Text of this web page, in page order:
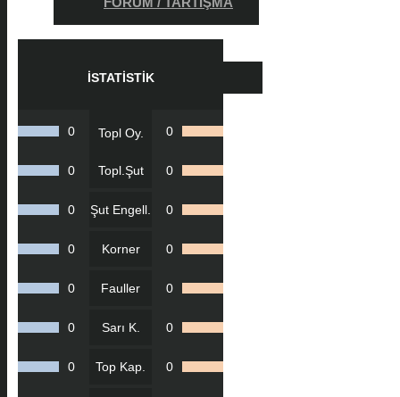
İSTATISTIK
0 Topl Oy. 0
0 Topl.Şut 0
0 Şut Engell. 0
0 Korner 0
0 Fauller 0
0 Sarı K. 0
0 Top Kap. 0